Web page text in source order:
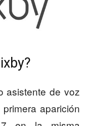
asistente de voz
aparición